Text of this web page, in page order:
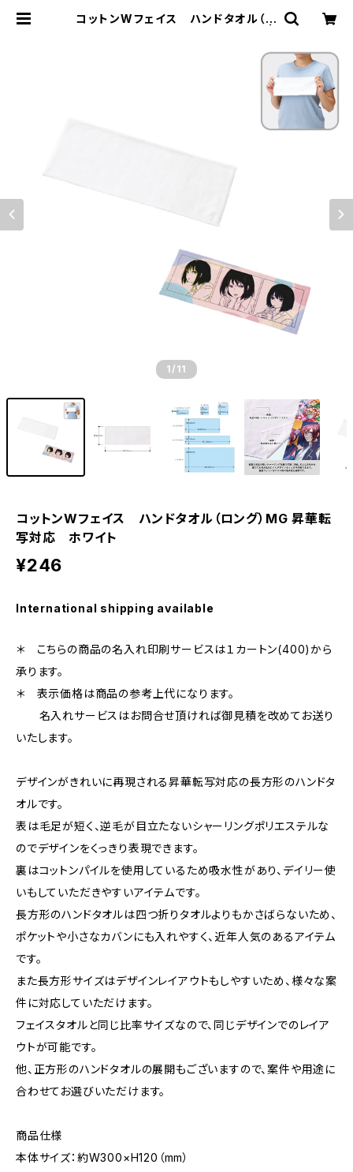
コットンWフェイス ハンドタオル（ロ
1 /11
コットンWフェイス ハンドタオル（ロング）MG 昇華転
写対応 ホワイト
¥246
International shipping available
＊ こちらの商品の名入れ印刷サービスは１カートン(400)から
承ります。
＊ 表示価格は商品の参考上代になります。
名入れサービスはお問合せ頂ければ御見積を改めてお送り
いたします。
デザインがきれいに再現される昇華転写対応の長方形のハンドタ
オルです。
表は毛足が短く、逆毛が目立たないシャーリングポリエステルな
のでデザインをくっきり表現できます。
裏はコットンパイルを使用しているため吸水性があり、デイリー使
いもしていただきやすいアイテムです。
長方形のハンドタオルは四つ折りタオルよりもかさばらないため、
ポケットや小さなカバンにも入れやすく、近年人気のあるアイテム
です。
また長方形サイズはデザインレイアウトもしやすいため、様々な案
件に対応していただけます。
フェイスタオルと同じ比率サイズなので、同じデザインでのレイア
ウトが可能です。
他、正方形のハンドタオルの展開もございますので、案件や用途に
合わせてお選びいただけます。
商品仕様
本体サイズ：約W300×H120（mm）